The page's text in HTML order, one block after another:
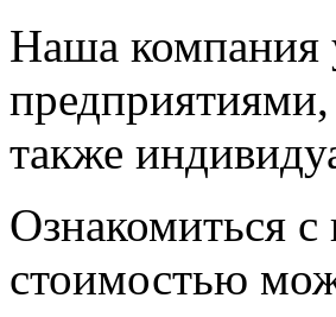
Наша компания
также
Ознакомиться
стоимостью